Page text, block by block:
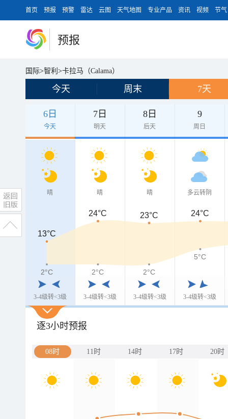
首页 预报 预警 雷达 云图 天气地图 专业产品 资讯 视频 节气
预报
国际>智利 >卡拉马（Calama）
今天 周末 7天
6日
今天
7日
明天
8日
后天
9
周日
晴
3-4级转<3级
晴
3-4级转<3级
晴
3-4级转<3级
多云转阴
3-4级转<3级
13°C
13°C
24°C 23°C 24°C
2°C
2°C 2°C 2°C
5°C
逐3小时预报
08时 11时 14时 17时 20时